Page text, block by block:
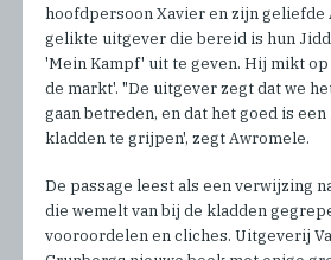
hoofdpersoon Xavier en zijn geliefde
gelikte uitgever die bereid is hun
'Mein Kampf' uit te geven. Hij mikt
de markt'. "De uitgever zegt dat we
gaan betreden, en dat het goed is
kladden te grijpen', zegt Awromele.
De passage leest als een verwijzing
die wemelt van bij de kladden
vooroordelen en cliches. Uitgeverij